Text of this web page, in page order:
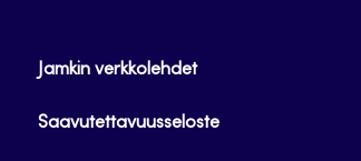
Jamkin verkkolehdet
Saavutettavuusseloste